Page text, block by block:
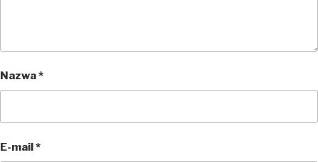
Nazwa*
E-mail*